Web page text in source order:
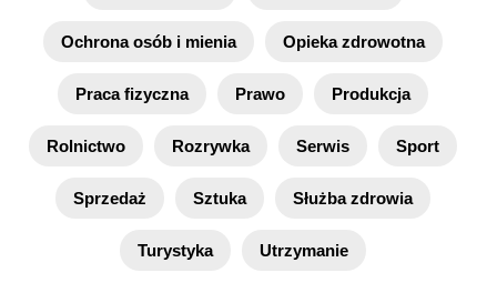
Ochrona osób i mienia Opieka zdrowotna
Praca fizyczna Prawo Produkcja
Rolnictwo Rozrywka Serwis Sport
Sprzedaż Sztuka Służba zdrowia
Turystyka Utrzymanie